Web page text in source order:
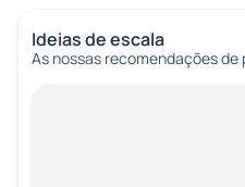
Ideias de escala
As nossas recomendações